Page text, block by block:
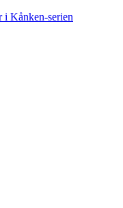
i Kånken-serien